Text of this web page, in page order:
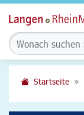
Startseite